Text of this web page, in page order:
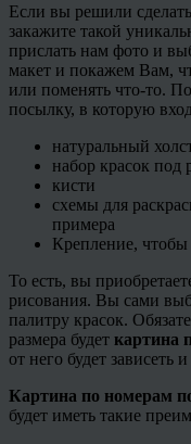
Если вы решили
закажите такой
прислать нам фото и
макет и покажем Вам,
или поменять что-то.
посылку, в которую
натуральный
набор красок под
кисти
схемы для
примера
Крепление, чтобы
То есть, вы
рисования. Вы сами
палитру красок.
размера будет картина
от него будет зависеть
Картина по номерам
будет иметь такие